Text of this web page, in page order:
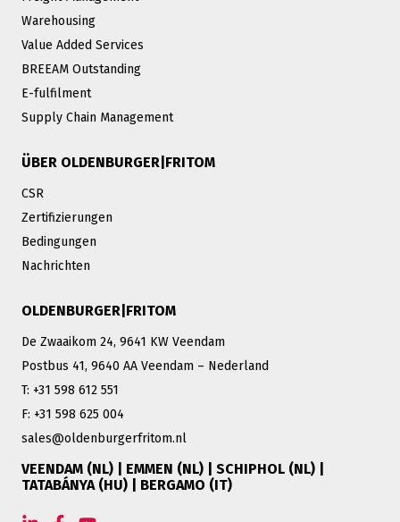
Warehousing
Value Added Services
BREEAM Outstanding
E-fulfilment
Supply Chain Management
ÜBER OLDENBURGER|FRITOM
CSR
Zertifizierungen
Bedingungen
Nachrichten
OLDENBURGER|FRITOM
De Zwaaikom 24, 9641 KW Veendam
Postbus 41, 9640 AA Veendam – Nederland
T: +31 598 612 551
F: +31 598 625 004
sales@oldenburgerfritom.nl
VEENDAM (NL) | EMMEN (NL) | SCHIPHOL (NL) |
TATABÁNYA (HU) | BERGAMO (IT)